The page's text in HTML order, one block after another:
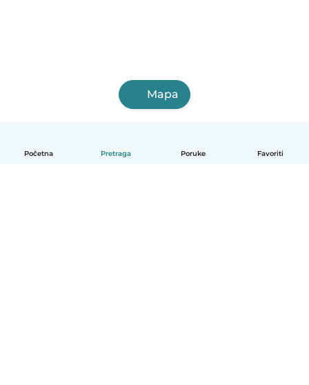
Početna Pretraga Poruke Favoriti
Mapa